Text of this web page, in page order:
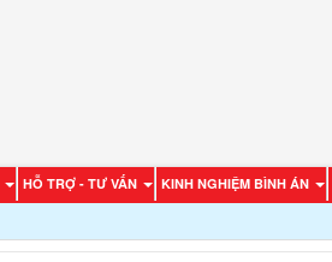
HỖ TRỢ - TƯ VẤN KINH NGHIỆM BÌNH ÁN